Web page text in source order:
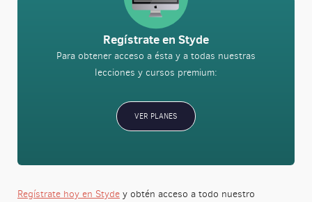
Regístrate en Styde
Para obtener acceso a ésta y a todas nuestras
lecciones y cursos premium:
VER PLANES
Regístrate hoy en Stydey obtén acceso a todo nuestro